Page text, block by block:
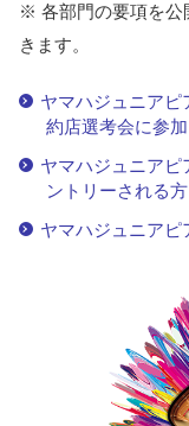
※ 各部門の要項を公
きます。
ヤマハジュニア
約店選考会に参
ヤマハジュニア
ントリーされる方
ヤマハジュニア